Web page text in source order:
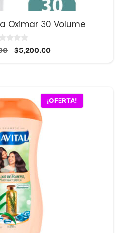
Oximar 30 Volume
El
$5,200.00El
¡OFERTA!